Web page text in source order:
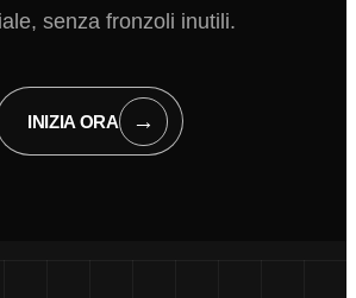
senza fronzoli inutili.
INIZIA ORA →